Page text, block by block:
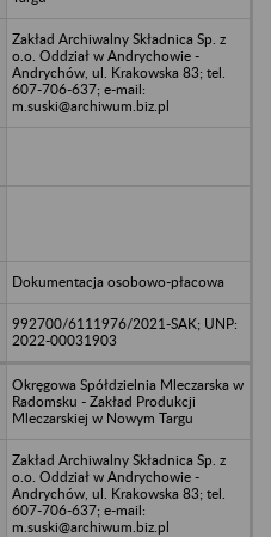
Zakład Archiwalny Składnica Sp. z
o.o. Oddział w Andrychowie -
Andrychów, ul. Krakowska 83; tel.
607-706-637; e-mail:
m.suski@archiwum.biz.pl
Dokumentacja osobowo-płacowa
992700/6111976/2021-SAK; UNP:
2022-00031903
Okręgowa Spółdzielnia Mleczarska w
Radomsku - Zakład Produkcji
Mleczarskiej w Nowym Targu
Zakład Archiwalny Składnica Sp. z
o.o. Oddział w Andrychowie -
Andrychów, ul. Krakowska 83; tel.
607-706-637; e-mail:
m.suski@archiwum.biz.pl